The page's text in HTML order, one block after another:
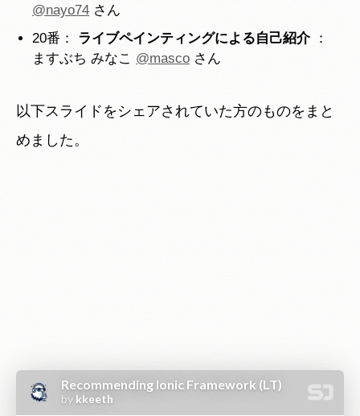
@nayo74 さん
20番： ライブペインティングによる自己紹介：
ますぶち みなこ @masco さん
以下スライドをシェアされていた方のものをまと
めました。